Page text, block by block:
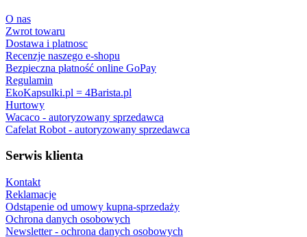
O nas
Zwrot towaru
Dostawa i platnosc
Recenzje naszego e-shopu
Bezpieczna płatność online GoPay
Regulamin
EkoKapsulki.pl = 4Barista.pl
Hurtowy
Wacaco - autoryzowany sprzedawca
Cafelat Robot - autoryzowany sprzedawca
Serwis klienta
Kontakt
Reklamacje
Odstąpenie od umowy kupna-sprzedaży
Ochrona danych osobowych
Newsletter - ochrona danych osobowych